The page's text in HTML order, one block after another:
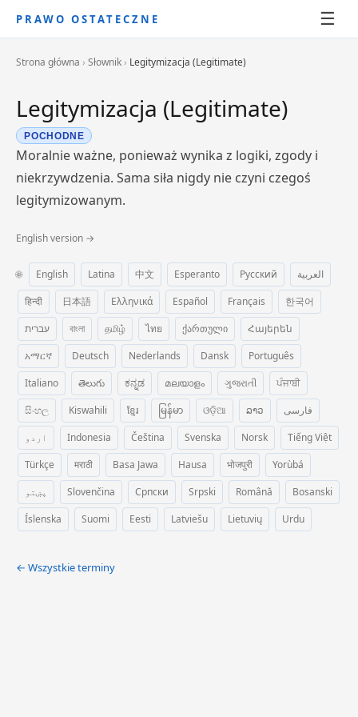
PRAWO OSTATECZNE ☰
Strona główna › Słownik › Legitymizacja (Legitimate)
Legitymizacja (Legitimate)
POCHODNE
Moralnie ważne, ponieważ wynika z logiki, zgody i
niekrzywdzenia. Sama siła nigdy nie czyni czegoś
legitymizowanym.
English version →
🌐 English Latina 中文 Esperanto Русский
العربية
हिन्दी
日本語 Ελληνικά Español Français
한국어
עברית
বাংলা தமிழ் ไทย ქართული
Հայերեն
አማርኛ
Deutsch Nederlands Dansk
Português
Italiano
తెలుగు ಕನ್ನಡ മലയാളം ગુજરાતી
ਪੰਜਾਬੀ
සිංහල
Kiswahili ខ្មែរ မြန်မာ ଓଡ଼ିଆ ລາວ
فارسی
اردو
Indonesia Čeština Svenska Norsk
Tiếng Việt
Türkçe
मराठी Basa Jawa Hausa भोजपुरी
Yorùbá
پښتو
Slovenčina Српски Srpski Română
Bosanski
Íslenska
Suomi Eesti Latviešu Lietuvių Urdu
← Wszystkie terminy